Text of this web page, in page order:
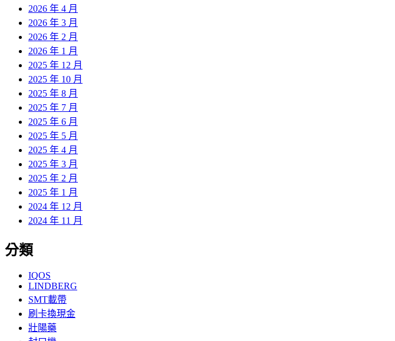
2026 年 4 月
2026 年 3 月
2026 年 2 月
2026 年 1 月
2025 年 12 月
2025 年 10 月
2025 年 8 月
2025 年 7 月
2025 年 6 月
2025 年 5 月
2025 年 4 月
2025 年 3 月
2025 年 2 月
2025 年 1 月
2024 年 12 月
2024 年 11 月
分類
IQOS
LINDBERG
SMT載帶
刷卡換現金
壯陽藥